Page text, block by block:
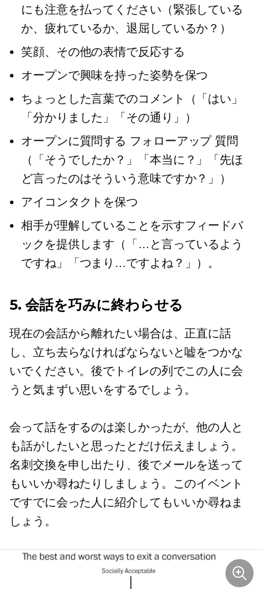
にも注意を払ってください（緊張している
か、疲れているか、退屈しているか？）
笑顔、その他の表情で反応する
オープンで興味を持った姿勢を保つ
ちょっとした言葉でのコメント（「はい」
「分かりました」「その通り」）
オープンに質問する フォローアップ質問
（「そうでしたか？」「本当に？」「先ほ
ど言ったのはそういう意味ですか？」）
アイコンタクトを保つ
相手が理解していることを示すフィードバ
ックを提供します（「…と言っているよう
ですね」「つまり…ですよね？」）。
5. 会話を巧みに終わらせる
現在の会話から離れたい場合は、正直に話
し、立ち去らなければならないと嘘をつかな
いでください。後でトイレの列でこの人に会
うと気まずい思いをするでしょう。
会って話をするのは楽しかったが、他の人と
も話がしたいと思ったとだけ伝えましょう。
名刺交換を申し出たり、後でメールを送って
もいいか尋ねたりしましょう。このイベント
ですでに会った人に紹介してもいいか尋ねま
しょう。